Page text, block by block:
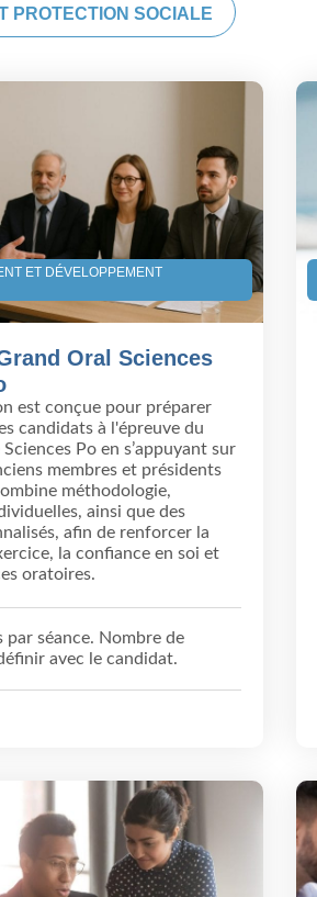
PROTECTION SOCIALE
ET DÉVELOPPEMENT
Oral Sciences
est conçue pour préparer
candidats à l'épreuve du
Po en s’appuyant sur
membres et présidents
méthodologie,
ainsi que des
afin de renforcer la
la confiance en soi et
oratoires.
par séance. Nombre de
avec le candidat.